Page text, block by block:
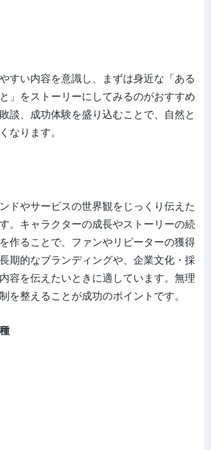
すい内容を意識し、まずは身近な「ある
」をストーリーにしてみるのがおすすめ
談、成功体験を盛り込むことで、自然と
なります。
ドやサービスの世界観をじっくり伝えた
。キャラクターの成長やストーリーの続
作ることで、ファンやリピーターの獲得
期的なブランディングや、企業文化・採
容を伝えたいときに適しています。無理
を整えることが成功のポイントです。